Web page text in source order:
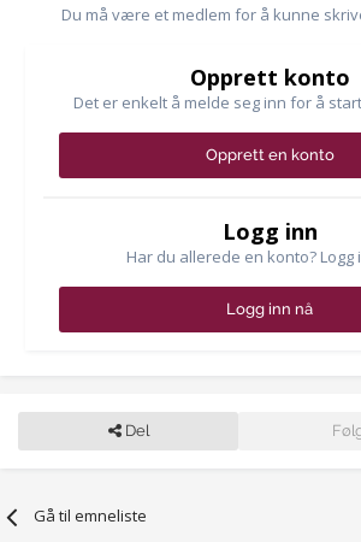
Du må være et medlem for å kunne
Opprett konto
Det er enkelt å melde seg inn for å
Opprett en konto
Logg inn
Har du allerede en konto? Logg
Logg inn nå
Del
Gå til emneliste